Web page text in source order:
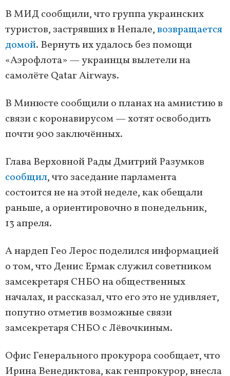
В МИД сообщили, что группа украинских
туристов, застрявших в Непале,возвращается
домой. Вернуть их удалось без помощи
«Аэрофлота» — украинцы вылетели на
самолёте Qatar Airways.
В Минюсте сообщили о планах на амнистию в
связи с коронавирусом — хотят освободить
почти 900 заключённых.
Глава Верховной Рады Дмитрий Разумков
сообщил, что заседание парламента
состоится не на этой неделе, как обещали
раньше, а ориентировочно в понедельник,
13 апреля.
А нардеп Гео Лерос поделился информацией
о том, что Денис Ермак служил советником
замсекретаря СНБО на общественных
началах, и рассказал, что его это не удивляет,
попутно отметив возможные связи
замсекретаря СНБО с Лёвочкиным.
Офис Генерального прокурора сообщает, что
Ирина Венедиктова, как генпрокурор, внесла